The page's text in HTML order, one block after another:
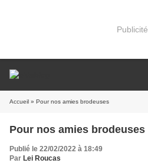
Publicité
Accueil » Pour nos amies brodeuses
Pour nos amies brodeuses
Publié le 22/02/2022 à 18:49
Par Lei Roucas